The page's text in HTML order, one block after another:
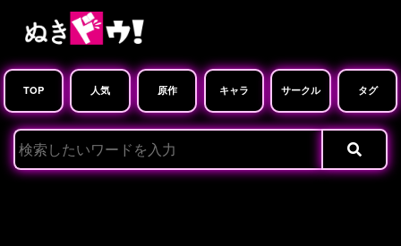
TOP 人気 原作 キャラ サークル タグ